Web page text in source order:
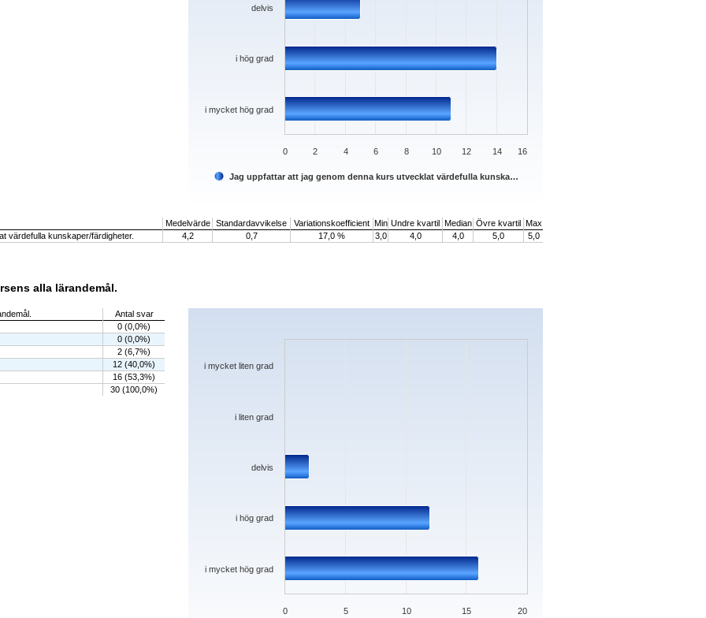
Jag uppfattar att jag genom denna kurs utvecklat värdefulla kunska…
i mycket hög grad
i hög grad
delvis
0 2 4 6 8 10 12 14 16
Medelvärde
Standardavvikelse Variationskoefficient Min Undre kvartil Median Övre kvartil Max
värdefulla kunskaper/färdigheter.
4,2 0,7 17,0 % 3,0 4,0 4,0 5,0 5,0
alla lärandemål.
Antal svar
0 (0,0%)
0 (0,0%)
2 (6,7%)
12 (40,0%)
16 (53,3%)
30 (100,0%)
Chart
The chart has 1 X axis displaying categories.
i mycket hög grad
i hög grad
delvis
i liten grad
i mycket liten grad
0 10
5 15 20